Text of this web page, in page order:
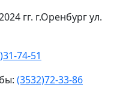
гг. г.Оренбург ул.
74-51
(3532)72-33-86